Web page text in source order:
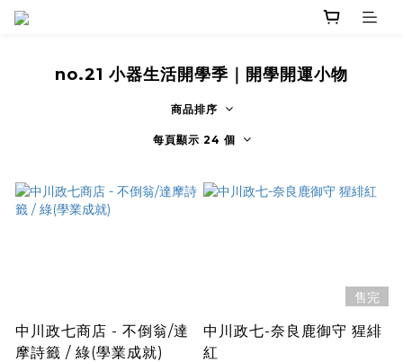
no.21 小器生活開學季｜開學開運小物
商品排序
每頁顯示 24 個
中川政七商店 - 不倒翁/達
摩詩籤 / 綠(學業成就)
售完
中川政七-奈良鹿御守 猩緋
紅